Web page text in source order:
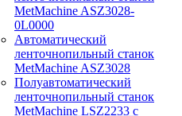
MetMachine ASZ3028-
0L0000
Автоматический
ленточнопильный станок
MetMachine ASZ3028
Полуавтоматический
ленточнопильный станок
MetMachine LSZ2233 с